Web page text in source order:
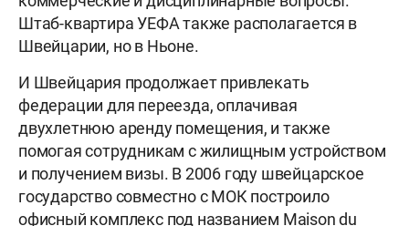
Штаб-квартира УЕФА также располагается в
Швейцарии, но в Ньоне.
И Швейцария продолжает привлекать
федерации для переезда, оплачивая
двухлетнюю аренду помещения, и также
помогая сотрудникам с жилищным устройством
и получением визы. В 2006 году швейцарское
государство совместно с МОК построило
офисный комплекс под названием Maison du